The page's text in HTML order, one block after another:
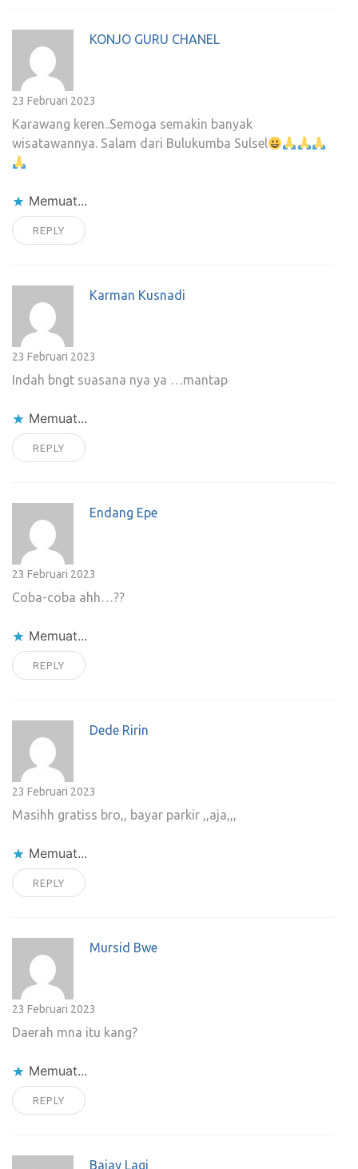
KONJO GURU CHANEL
23 Februari 2023
Karawang keren..Semoga semakin banyak
wisatawannya. Salam dari Bulukumba Sulsel
Memuat...
REPLY
Karman Kusnadi
23 Februari 2023
Indah bngt suasana nya ya …mantap
Memuat...
REPLY
Endang Epe
23 Februari 2023
Coba-coba ahh…??
Memuat...
REPLY
Dede Ririn
23 Februari 2023
Masihh gratiss bro,, bayar parkir ,,aja,,,
Memuat...
REPLY
Mursid Bwe
23 Februari 2023
Daerah mna itu kang?
Memuat...
REPLY
Bajay Lagi